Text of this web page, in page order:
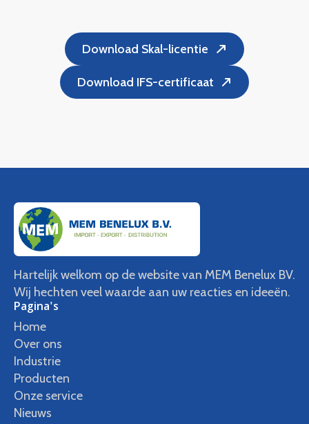
Download Skal-licentie
Download IFS-certificaat
Hartelijk welkom op de website van MEM Benelux BV.
Wij hechten veel waarde aan uw reacties en ideeën.
Pagina's
Home
Over ons
Industrie
Producten
Onze service
Nieuws